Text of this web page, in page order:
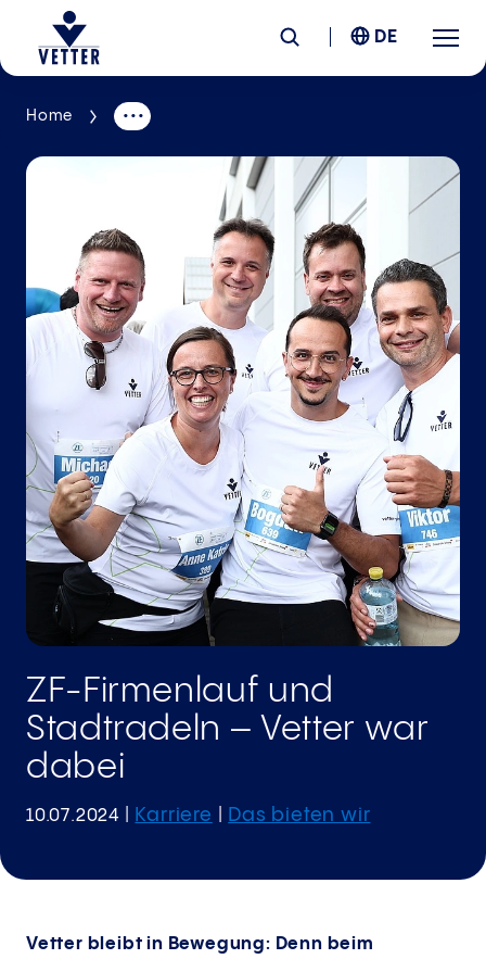
Unternehmen
Services
Standorte
News & Insights
Karriere
DE
Home
ZF-Firmenlauf und
Stadtradeln – Vetter war
dabei
10.07.2024 Karriere Das bieten wir
Vetter bleibt in Bewegung: Denn beim